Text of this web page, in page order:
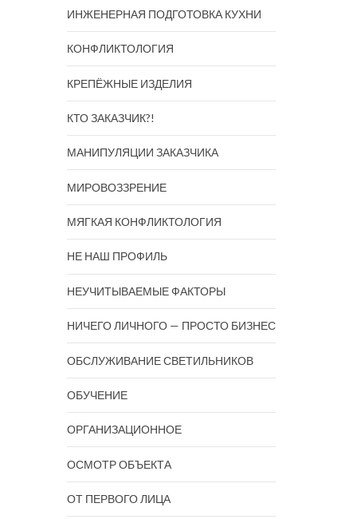
ИНЖЕНЕРНАЯ ПОДГОТОВКА КУХНИ
КОНФЛИКТОЛОГИЯ
КРЕПЁЖНЫЕ ИЗДЕЛИЯ
КТО ЗАКАЗЧИК?!
МАНИПУЛЯЦИИ ЗАКАЗЧИКА
МИРОВОЗЗРЕНИЕ
МЯГКАЯ КОНФЛИКТОЛОГИЯ
НЕ НАШ ПРОФИЛЬ
НЕУЧИТЫВАЕМЫЕ ФАКТОРЫ
НИЧЕГО ЛИЧНОГО — ПРОСТО БИЗНЕС
ОБСЛУЖИВАНИЕ СВЕТИЛЬНИКОВ
ОБУЧЕНИЕ
ОРГАНИЗАЦИОННОЕ
ОСМОТР ОБЪЕКТА
ОТ ПЕРВОГО ЛИЦА